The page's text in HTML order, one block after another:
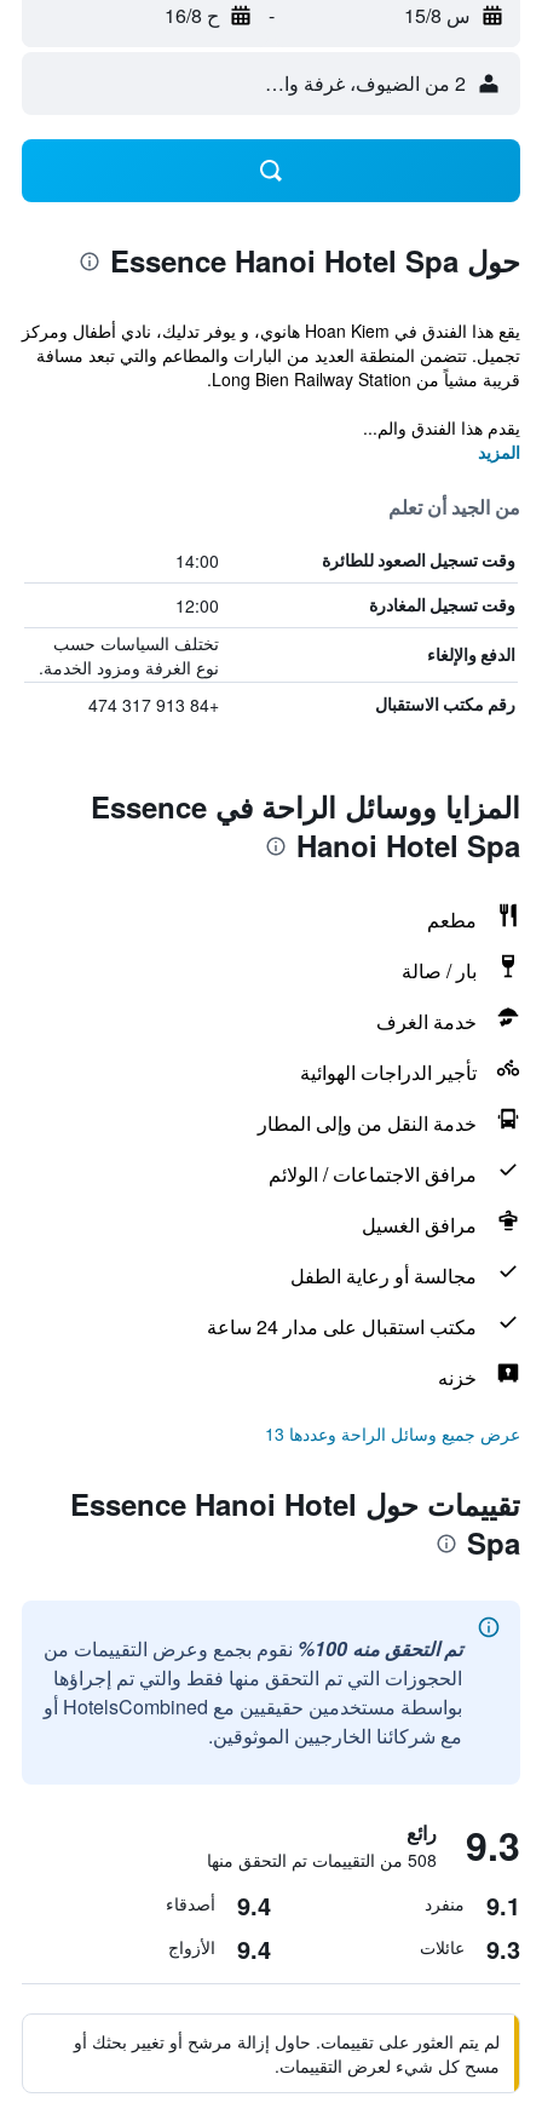
س 15/8 - ح 16/8
2 من الضيوف، غرفة واحدة
حول Essence Hanoi Hotel Spa
يقع هذا الفندق في Hoan Kiem هانوي، و يوفر تدليك، نادي أطفال ومركز
تجميل. تتضمن المنطقة العديد من البارات والمطاعم والتي تبعد مسافة
قريبة مشياً من Long Bien Railway Station.
يقدم هذا الفندق والم...
المزيد
من الجيد أن تعلم
وقت تسجيل الصعود للطائرة 14:00
وقت تسجيل المغادرة 12:00
الدفع والإلغاء
تختلف السياسات حسب
نوع الغرفة ومزود الخدمة.
رقم مكتب الاستقبال +84 913 317 474
المزايا ووسائل الراحة في Essence
Hanoi Hotel Spa
مطعم
بار / صالة
خدمة الغرف
تأجير الدراجات الهوائية
خدمة النقل من وإلى المطار
مرافق الاجتماعات / الولائم
مرافق الغسيل
مجالسة أو رعاية الطفل
مكتب استقبال على مدار 24 ساعة
خزنه
عرض جميع وسائل الراحة وعددها 13
تقييمات حول Essence Hanoi Hotel
Spa
تم التحقق منه 100%
نقوم بجمع وعرض التقييمات من
الحجوزات التي تم التحقق منها فقط والتي تم إجراؤها
بواسطة مستخدمين حقيقيين مع HotelsCombined أو
مع شركائنا الخارجيين الموثوقين.
9.3 رائع
508 من التقييمات تم التحقق منها
9.1 منفرد 9.4 أصدقاء
9.3 عائلات 9.4 الأزواج
لم يتم العثور على تقييمات. حاول إزالة مرشح أو تغيير بحثك أو
مسح كل شيء لعرض التقييمات.